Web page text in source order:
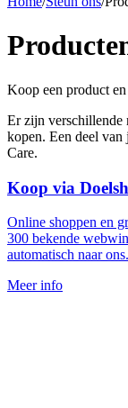
Koop een product
Er zijn verschillende
kopen. Een deel van
Care.
Koop via
Online shoppen en
300 bekende
automatisch naar ons.
Meer info